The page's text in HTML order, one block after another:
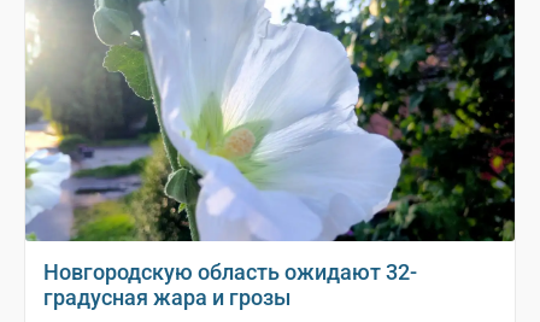
Новгородскую область ожидают 32-
градусная жара и грозы